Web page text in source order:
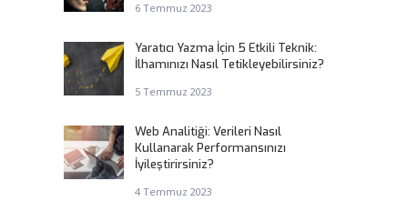
6 Temmuz 2023
Yaratıcı Yazma İçin 5 Etkili Teknik:
İlhamınızı Nasıl Tetikleyebilirsiniz?
5 Temmuz 2023
Web Analitiği: Verileri Nasıl
Kullanarak Performansınızı
İyileştirirsiniz?
4 Temmuz 2023